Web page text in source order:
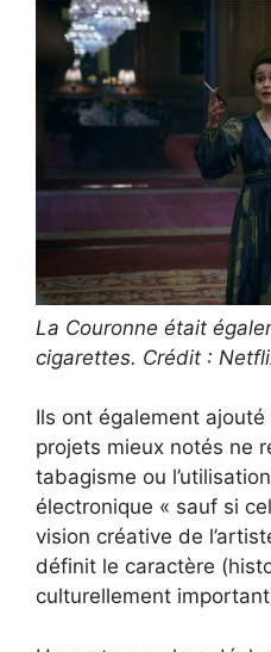
La Couronne était
cigarettes. Crédit :
Ils ont également
projets mieux notés ne
tabagisme ou
électronique « sauf si
vision créative de
définit le caractère
culturellement